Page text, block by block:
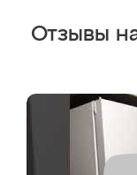
Отзывы